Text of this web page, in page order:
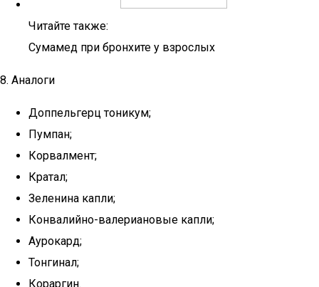
Читайте также:
Сумамед при бронхите у взрослых
8. Аналоги
Доппельгерц тоникум;
Пумпан;
Корвалмент;
Кратал;
Зеленина капли;
Конвалийно-валериановые капли;
Аурокард;
Тонгинал;
Кораргин.